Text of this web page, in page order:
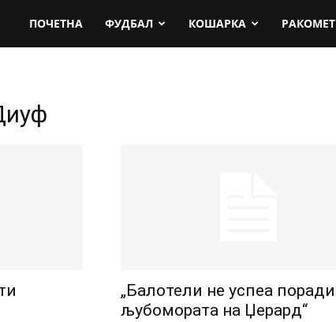
SuperSport.mk
ПОЧЕТНА ФУДБАЛ КОШАРКА РАКОМЕТ
„Балотели не успеа поради
љубомората на Џерард“